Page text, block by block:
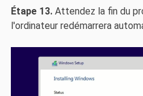
Étape 13.Attendez la fin du
l'ordinateur redémarrera